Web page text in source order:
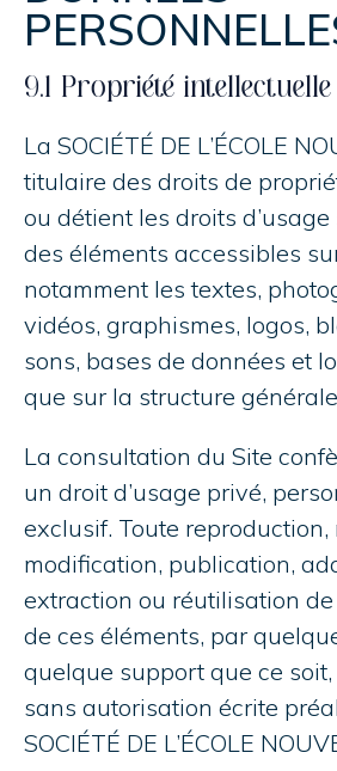
9.1 Propriété intellectuelle
La SOCIÉTÉ DE L’ÉCOLE
titulaire des droits de
ou détient les droits d’usage
des éléments accessibles
notamment les textes,
vidéos, graphismes, logos,
sons, bases de données et
que sur la structure
La consultation du Site
un droit d’usage privé,
exclusif. Toute
modification, publication,
extraction ou réutilisation
de ces éléments, par
quelque support que ce
sans autorisation écrite
SOCIÉTÉ DE L’ÉCOLE